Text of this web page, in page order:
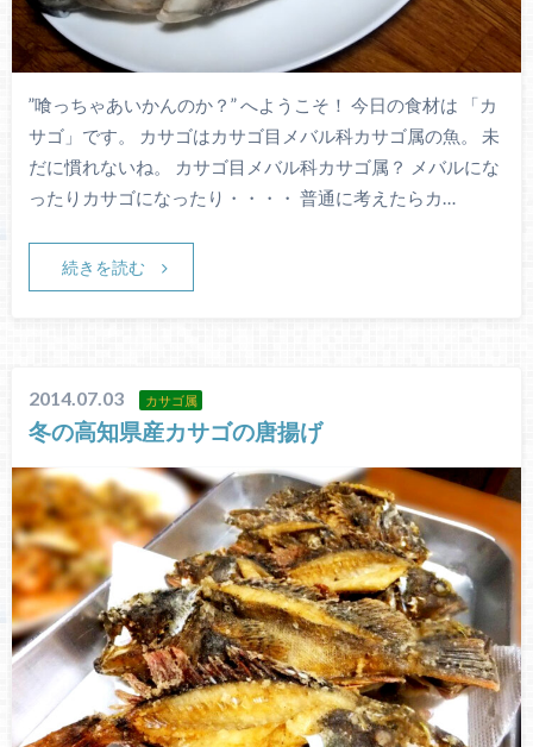
”喰っちゃあいかんのか？” へようこそ！ 今日の食材は 「カ
サゴ」です。 カサゴはカサゴ目メバル科カサゴ属の魚。 未
だに慣れないね。 カサゴ目メバル科カサゴ属？ メバルにな
ったりカサゴになったり・・・・ 普通に考えたらカ…
続きを読む
2014.07.03 カサゴ属
冬の高知県産カサゴの唐揚げ